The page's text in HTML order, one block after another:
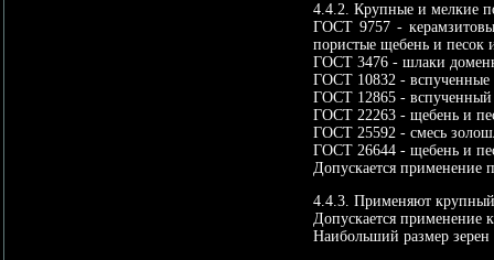
4.4.2. Крупные и мелкие
ГОСТ 9757 -
пористые щебень и песок
ГОСТ 3476 - шлаки
ГОСТ 10832 - вспученные
ГОСТ 12865 - вспученный
ГОСТ 22263 - щебень и
ГОСТ 25592 - смесь
ГОСТ 26644 - щебень и
Допускается применение
4.4.3. Применяют крупный
Допускается применение
Наибольший размер